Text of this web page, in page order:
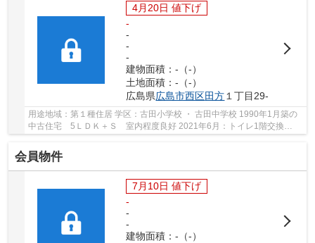
4月20日 値下げ
-
-
-
-
建物面積：-（-）
土地面積：-（-）
広島県広島市西区田方１丁目29-
用途地域：第１種住居 学区：古田小学校 ・ 古田中学校 1990年1月築の
中古住宅 5ＬＤＫ＋Ｓ 室内程度良好 2021年6月：トイレ1階交換
会員物件
7月10日 値下げ
-
-
-
建物面積：-（-）